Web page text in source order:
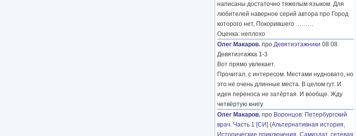
написаны достаточно тяжелым языком. Для
любителей наверное серий автора про Город
которого нет, Покорившего ………
Оценка: неплохо
Олег Макаров. про Девятиэтажники 08 08
Девятиэтажка 1-3
Вот прямо увлекает.
Прочитал, с интересом. Местами нудновато, но
это не очень длинные места. В целом гут. И
идея переноса не затёртая. И вообще. Жду
четвёртую книгу
Олег Макаров. про Воронцов: Петербургский
врач. Часть 1 [СИ] (Альтернативная история,